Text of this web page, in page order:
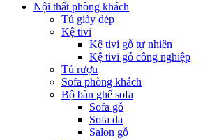
Nội thất phòng khách
Tủ giày dép
Kệ tivi
Kệ tivi gỗ tự nhiên
Kệ tivi gỗ công nghiệp
Tủ rượu
Sofa phòng khách
Bộ bàn ghế sofa
Sofa gỗ
Sofa da
Salon gỗ